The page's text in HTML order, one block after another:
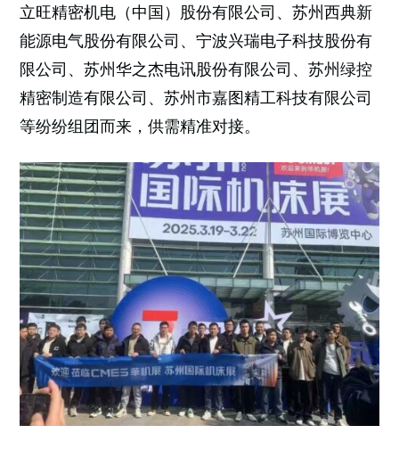
立旺精密机电（中国）股份有限公司、苏州西典新
能源电气股份有限公司、宁波兴瑞电子科技股份有
限公司、苏州华之杰电讯股份有限公司、苏州绿控
精密制造有限公司、苏州市嘉图精工科技有限公司
等纷纷组团而来，供需精准对接。